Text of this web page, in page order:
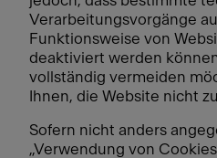
Verarbeitungsvorgänge
Funktionsweise von
deaktiviert werden
vollständig vermeiden
Ihnen, die Website nicht
Sofern nicht anders
„Verwendung von